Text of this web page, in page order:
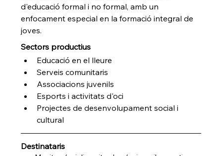
d'educació formal i no formal, amb un
enfocament especial en la formació integral de
joves.
Sectors productius
Educació en el lleure
Serveis comunitaris
Associacions juvenils
Esports i activitats d'oci
Projectes de desenvolupament social i
cultural
Destinataris